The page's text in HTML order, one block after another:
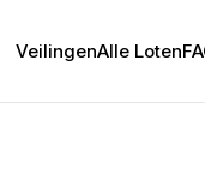
VeilingenAlle Loten